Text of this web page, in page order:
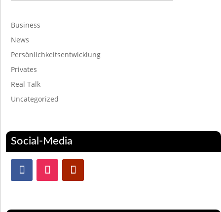
Business
News
Persönlichkeitsentwicklung
Privates
Real Talk
Uncategorized
Social-Media